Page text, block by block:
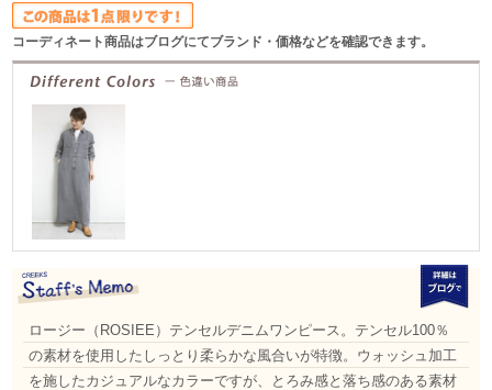
コーディネート商品はブログにてブランド・価格などを確認できます。
ロージー（ROSIEE）テンセルデニムワンピース。テンセル100％
の素材を使用したしっとり柔らかな風合いが特徴。ウォッシュ加工
を施したカジュアルなカラーですが、とろみ感と落ち感のある素材